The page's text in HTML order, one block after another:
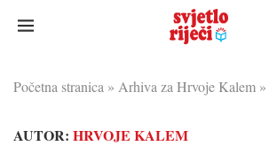
Početna stranica » Arhiva za Hrvoje Kalem »
AUTOR: HRVOJE KALEM